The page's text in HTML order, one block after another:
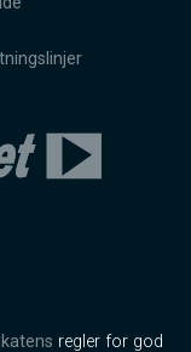
regler for god